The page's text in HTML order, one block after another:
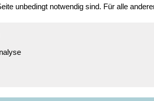
unbedingt notwendig sind. Für alle